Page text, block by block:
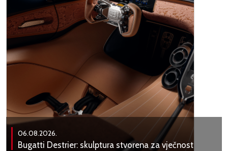
06.08.2026.
Bugatti Destrier: skulptura stvorena za vječnost